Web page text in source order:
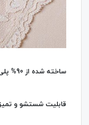
ساخته شده از 90% پلی استر و 10% کش اسپندکس
قابلیت شستشو و